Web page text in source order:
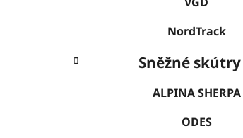
NordTrack
Sněžné skútry
ALPINA SHERPA
ODES